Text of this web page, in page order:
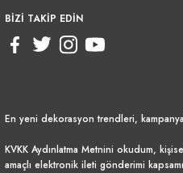
BİZİ TAKİP EDİN
En yeni dekorasyon trendleri,
KVKK Aydınlatma Metnini okudum,
amaçlı elektronik ileti gönderimi